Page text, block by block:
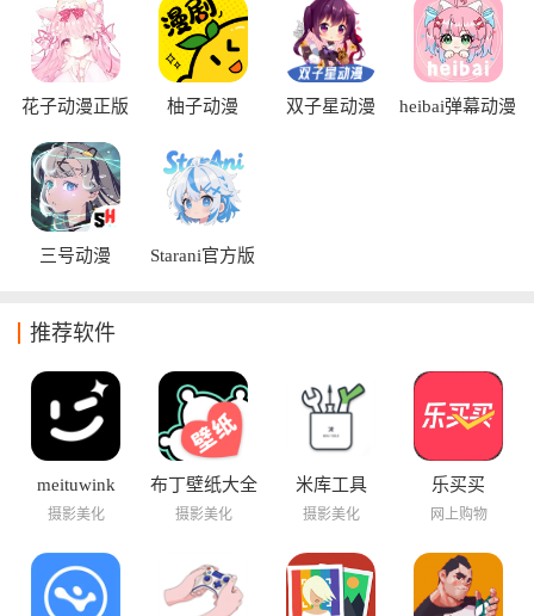
花子动漫正版 柚子动漫 双子星动漫 heibai弹幕动漫
三号动漫 Starani官方版
推荐软件
meituwink
摄影美化
布丁壁纸大全
摄影美化
米库工具
摄影美化
乐买买
网上购物